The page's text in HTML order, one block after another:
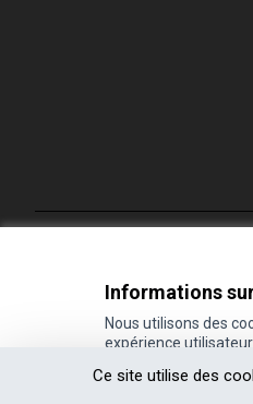
Ce site utilise des
Informations
Nous utilisons des
expérience
(Lien externe)
Site réalisé grâce au